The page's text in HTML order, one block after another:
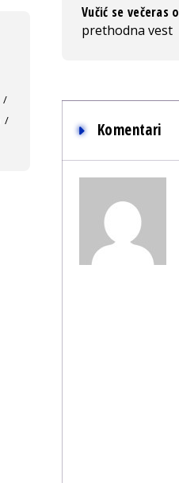
Vučić se večeras
prethodna vest
Komentari